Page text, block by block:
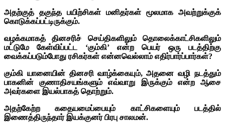
அதற்குத் தகுந்த பயிற்சிகள் மனிதர்கள் மூலமாக அவற்றுக்குக்
கொடுக்கப்பட்டிருக்கும்.
வழக்கமாகத் தினசரிச் செய்திகளிலும் தொலைக்காட்சிகளிலும்
மட்டுமே கேள்விப்பட்ட ‘கும்கி’ என்ற பெயர் ஒரு படத்திற்கு
வைக்கப்படும்போது ரசிகர்கள் என்னவெல்லாம் எதிர்பார்ப்பார்கள்?
கும்கி யானையின் தினசரி வாழ்க்கையும், அதனை வழி நடத்தும்
பாகனின் குணாதிசயங்களும் எவ்வாறு இருக்கும் என்ற ஆசை
அவர்களை இயல்பாகத் தொற்றும்.
அதற்கேற்ற கதையமைப்பையும் காட்சிகளையும் படத்தில்
இணைத்திருந்தார் இயக்குனர் பிரபு சாலமன்.